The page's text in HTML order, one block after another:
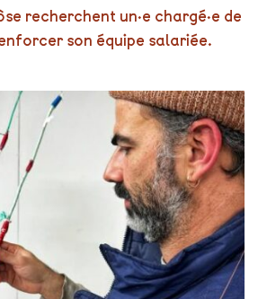
recherchent un·e chargé·e de
son équipe salariée.